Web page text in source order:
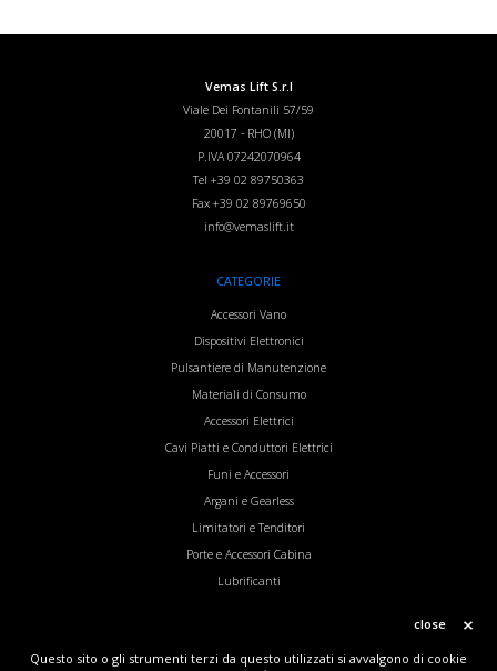
Vemas Lift S.r.l
Viale Dei Fontanili 57/59
20017 - RHO (MI)
P.IVA 07242070964
Tel +39 02 89750363
Fax +39 02 89769650
info@vemaslift.it
CATEGORIE
Accessori Vano
Dispositivi Elettronici
Pulsantiere di Manutenzione
Materiali di Consumo
Accessori Elettrici
Cavi Piatti e Conduttori Elettrici
Funi e Accessori
Argani e Gearless
Limitatori e Tenditori
Porte e Accessori Cabina
Lubrificanti
close
Questo sito o gli strumenti terzi da questo utilizzati si avvalgono di cookie